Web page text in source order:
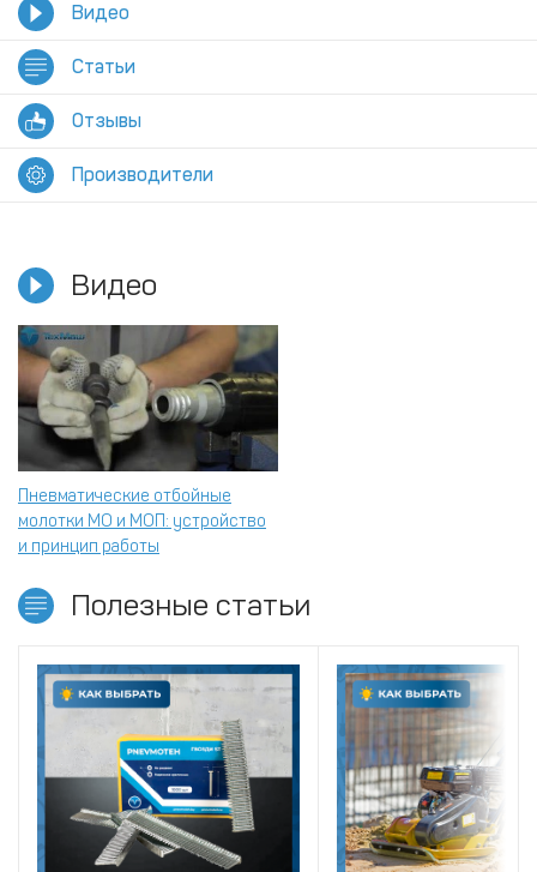
Видео
Статьи
Отзывы
Производители
Видео
Пневматические отбойные
молотки МО и МОП: устройство
и принцип работы
Полезные статьи